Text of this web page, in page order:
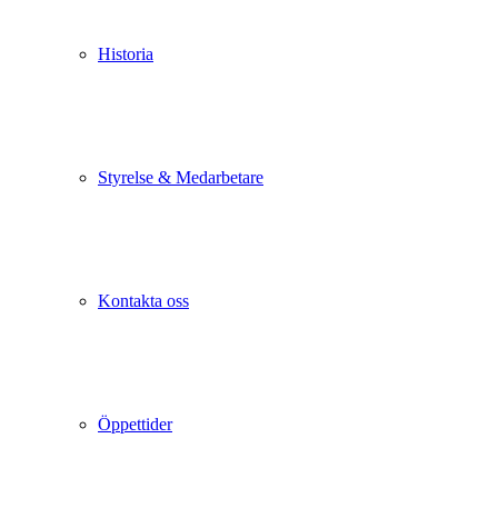
Historia
Styrelse & Medarbetare
Kontakta oss
Öppettider